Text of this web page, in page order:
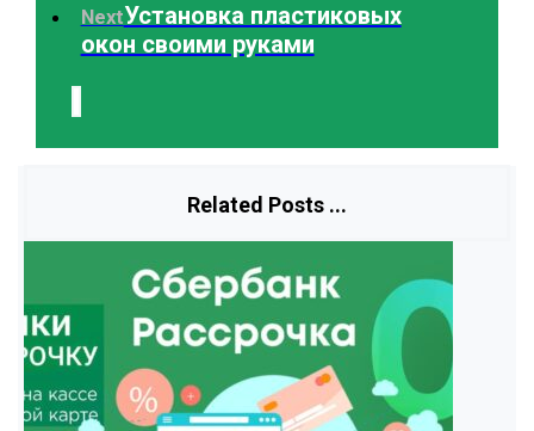
NextУстановка пластиковых
окон своими руками
Related Posts ...